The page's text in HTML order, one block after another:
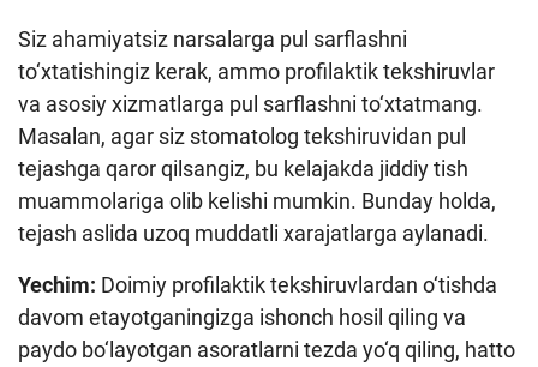
Siz ahamiyatsiz narsalarga pul sarflashni
to‘xtatishingiz kerak, ammo profilaktik tekshiruvlar
va asosiy xizmatlarga pul sarflashni to‘xtatmang.
Masalan, agar siz stomatolog tekshiruvidan pul
tejashga qaror qilsangiz, bu kelajakda jiddiy tish
muammolariga olib kelishi mumkin. Bunday holda,
tejash aslida uzoq muddatli xarajatlarga aylanadi.
Yechim: Doimiy profilaktik tekshiruvlardan o‘tishda
davom etayotganingizga ishonch hosil qiling va
paydo bo‘layotgan asoratlarni tezda yo‘q qiling, hatto